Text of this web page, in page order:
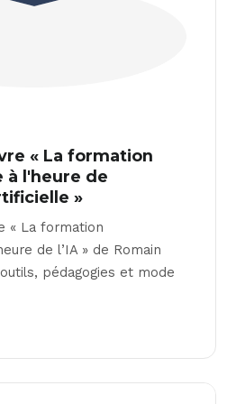
« La formation
à l'heure de
»
« La formation
de l’IA » de Romain
pédagogies et mode